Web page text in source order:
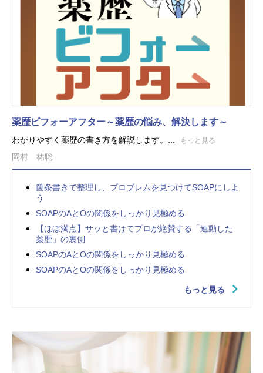
薬歴ビフォーアフター～薬歴の悩み、解決します～
わかりやすく薬歴の書き方を解説します。... もっと見る
岡村 祐聡
箇条書きで整理し、プロブレムを見つけてSOAPにしよ
う
SOAPのAとOの関係をしっかり見極める
【ほぼ満点】サッと書けてプロが絶賛する「連動した
薬歴」の裏側
SOAPのAとOの関係をしっかり見極める
SOAPのAとOの関係をしっかり見極める
もっと見る